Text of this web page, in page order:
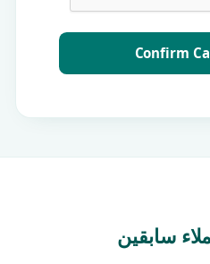
Confirm
سابقين